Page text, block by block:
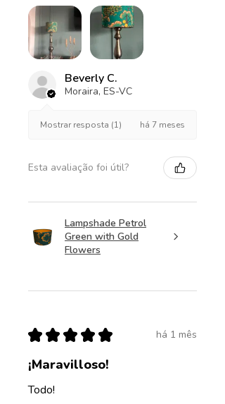
Beverly C.
Moraira, ES-VC
Mostrar resposta (1) há 7 meses
Esta avaliação foi útil?
Lampshade Petrol
Green with Gold
Flowers
★ ★ ★ ★ ★ há 1 mês
¡Maravilloso!
Todo!